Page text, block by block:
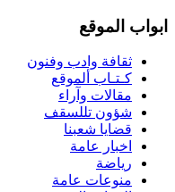
ابواب الموقع
ثقافة وادب وفنون
كـتـاب ألموقع
مقالات وآراء
شؤون تللسقف
قضايا شعبنا
اخبار عامة
رياضة
منوعات عامة